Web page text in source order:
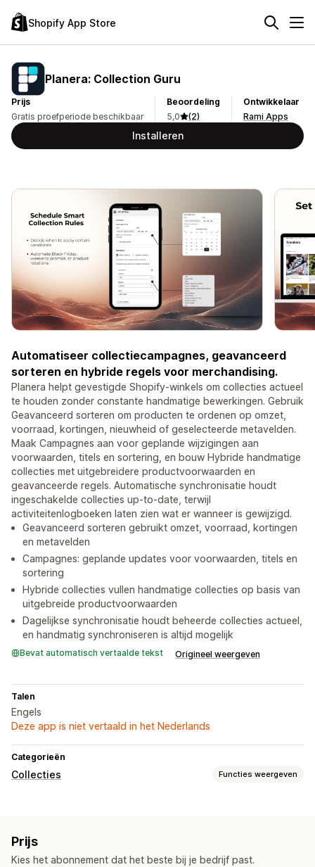
Shopify App Store
Planera: Collection Guru
Prijs
Gratis proefperiode beschikbaar
Beoordeling
5,0
(2)
Ontwikkelaar
Rami Apps
Installeren
Automatiseer collectiecampagnes, geavanceerd
sorteren en hybride regels voor merchandising.
Planera helpt gevestigde Shopify-winkels om collecties actueel
te houden zonder constante handmatige bewerkingen. Gebruik
Geavanceerd sorteren om producten te ordenen op omzet,
voorraad, kortingen, nieuwheid of geselecteerde metavelden.
Maak Campagnes aan voor geplande wijzigingen aan
voorwaarden, titels en sortering, en bouw Hybride handmatige
collecties met uitgebreidere productvoorwaarden en
geavanceerde regels. Automatische synchronisatie houdt
ingeschakelde collecties up-to-date, terwijl
activiteitenlogboeken laten zien wat er wanneer is gewijzigd.
Geavanceerd sorteren gebruikt omzet, voorraad, kortingen
en metavelden
Campagnes: geplande updates voor voorwaarden, titels en
sortering
Hybride collecties vullen handmatige collecties op basis van
uitgebreide productvoorwaarden
Dagelijkse synchronisatie houdt beheerde collecties actueel,
en handmatig synchroniseren is altijd mogelijk
Bevat automatisch vertaalde tekst Origineel weergeven
Talen
Engels
Deze app is niet vertaald in het Nederlands
Categorieën
Collecties Functies weergeven
Producten groeperen
Prijs
Kies het abonnement dat het beste bij je bedrijf past.